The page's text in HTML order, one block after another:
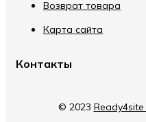
Возврат товара
Карта сайта
Контакты
© 2023 Ready4site